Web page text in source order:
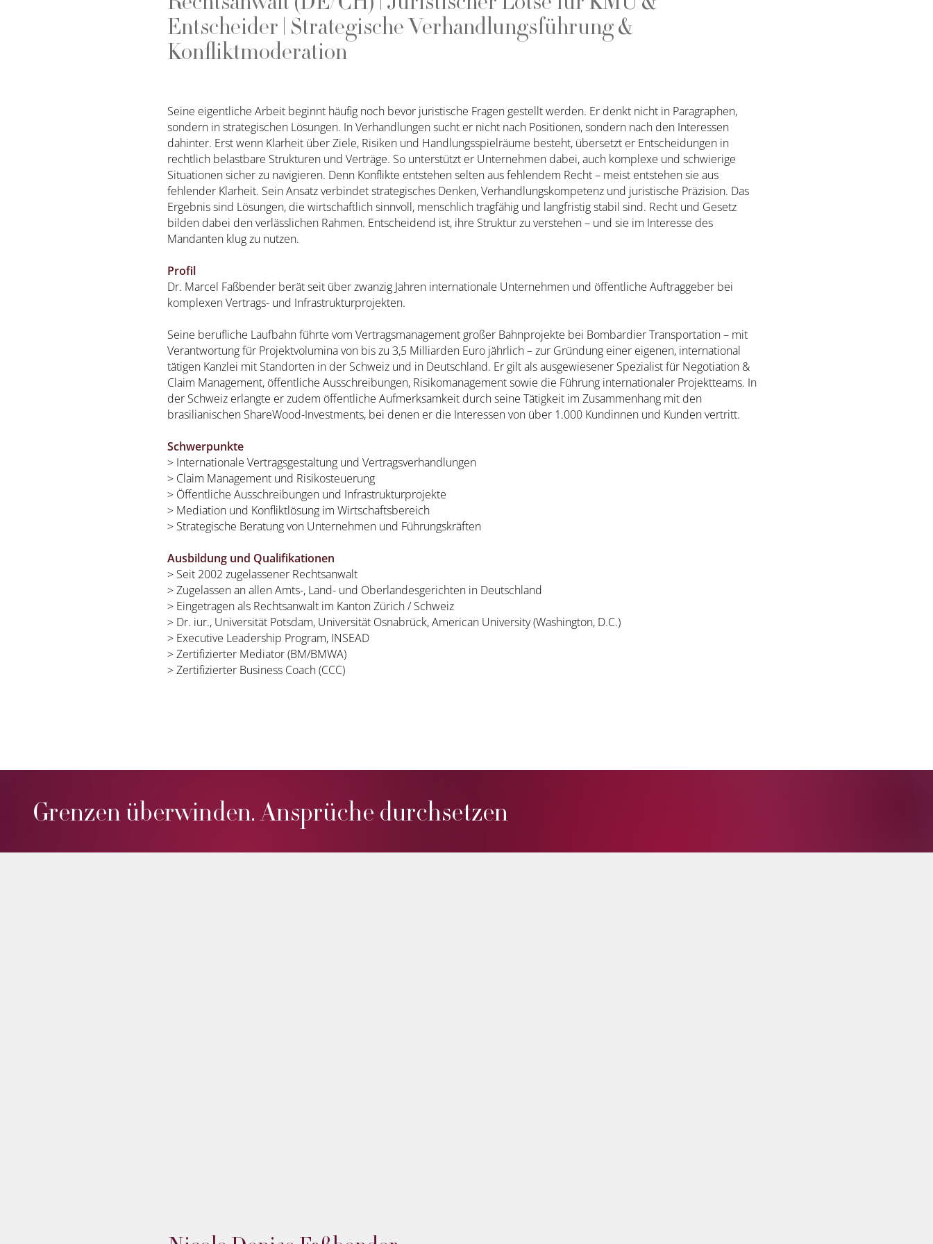
Entscheider | Strategische Verhandlungsführung &
Konfliktmoderation
Seine eigentliche Arbeit beginnt häufig noch bevor juristische Fragen gestellt werden. Er denkt nicht in Paragraphen,
sondern in strategischen Lösungen. In Verhandlungen sucht er nicht nach Positionen, sondern nach den Interessen
dahinter. Erst wenn Klarheit über Ziele, Risiken und Handlungsspielräume besteht, übersetzt er Entscheidungen in
rechtlich belastbare Strukturen und Verträge. So unterstützt er Unternehmen dabei, auch komplexe und schwierige
Situationen sicher zu navigieren. Denn Konflikte entstehen selten aus fehlendem Recht – meist entstehen sie aus
fehlender Klarheit. Sein Ansatz verbindet strategisches Denken, Verhandlungskompetenz und juristische Präzision. Das
Ergebnis sind Lösungen, die wirtschaftlich sinnvoll, menschlich tragfähig und langfristig stabil sind. Recht und Gesetz
bilden dabei den verlässlichen Rahmen. Entscheidend ist, ihre Struktur zu verstehen – und sie im Interesse des
Mandanten klug zu nutzen.
Profil
Dr. Marcel Faßbender berät seit über zwanzig Jahren internationale Unternehmen und öffentliche Auftraggeber bei
komplexen Vertrags- und Infrastrukturprojekten.
Seine berufliche Laufbahn führte vom Vertragsmanagement großer Bahnprojekte bei Bombardier Transportation – mit
Verantwortung für Projektvolumina von bis zu 3,5 Milliarden Euro jährlich – zur Gründung einer eigenen, international
tätigen Kanzlei mit Standorten in der Schweiz und in Deutschland. Er gilt als ausgewiesener Spezialist für Negotiation &
Claim Management, öffentliche Ausschreibungen, Risikomanagement sowie die Führung internationaler Projektteams. In
der Schweiz erlangte er zudem öffentliche Aufmerksamkeit durch seine Tätigkeit im Zusammenhang mit den
brasilianischen ShareWood-Investments, bei denen er die Interessen von über 1.000 Kundinnen und Kunden vertritt.
Schwerpunkte
> Internationale Vertragsgestaltung und Vertragsverhandlungen
> Claim Management und Risikosteuerung
> Öffentliche Ausschreibungen und Infrastrukturprojekte
> Mediation und Konfliktlösung im Wirtschaftsbereich
> Strategische Beratung von Unternehmen und Führungskräften
Ausbildung und Qualifikationen
> Seit 2002 zugelassener Rechtsanwalt
> Zugelassen an allen Amts-, Land- und Oberlandesgerichten in Deutschland
> Eingetragen als Rechtsanwalt im Kanton Zürich / Schweiz
> Dr. iur., Universität Potsdam, Universität Osnabrück, American University (Washington, D.C.)
> Executive Leadership Program, INSEAD
> Zertifizierter Mediator (BM/BMWA)
> Zertifizierter Business Coach (CCC)
Grenzen überwinden. Ansprüche durchsetzen